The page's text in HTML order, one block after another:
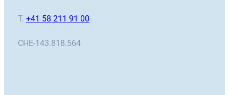
T. +41 58 211 91 00
CHE-143.818.564